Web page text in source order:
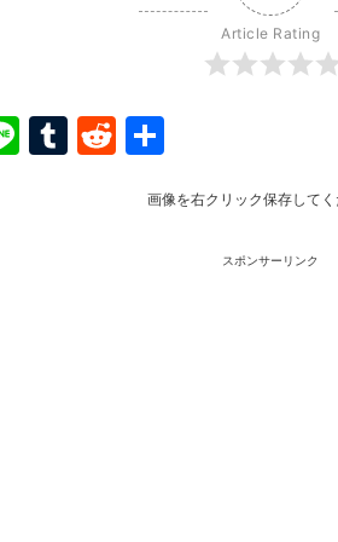
Article Rating
LineTumblr
Reddit
画像を右クリック保存してく
スポンサーリンク